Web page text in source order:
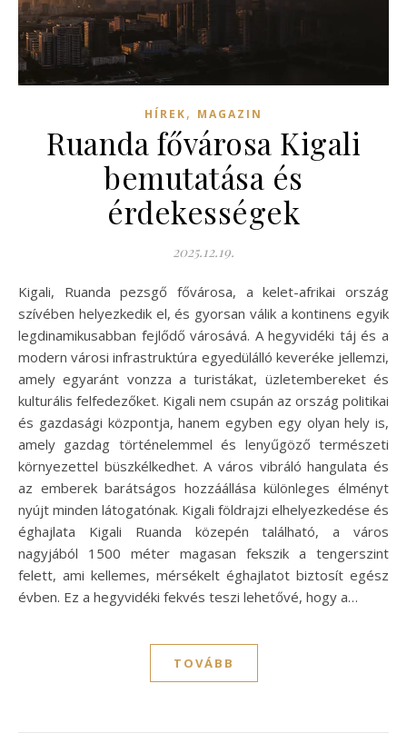
HÍREK, MAGAZIN
Ruanda fővárosa Kigali
bemutatása és
érdekességek
2025.12.19.
Kigali, Ruanda pezsgő fővárosa, a kelet-afrikai ország
szívében helyezkedik el, és gyorsan válik a kontinens egyik
legdinamikusabban fejlődő városává. A hegyvidéki táj és a
modern városi infrastruktúra egyedülálló keveréke jellemzi,
amely egyaránt vonzza a turistákat, üzletembereket és
kulturális felfedezőket. Kigali nem csupán az ország politikai
és gazdasági központja, hanem egyben egy olyan hely is,
amely gazdag történelemmel és lenyűgöző természeti
környezettel büszkélkedhet. A város vibráló hangulata és
az emberek barátságos hozzáállása különleges élményt
nyújt minden látogatónak. Kigali földrajzi elhelyezkedése és
éghajlata Kigali Ruanda közepén található, a város
nagyjából 1500 méter magasan fekszik a tengerszint
felett, ami kellemes, mérsékelt éghajlatot biztosít egész
évben. Ez a hegyvidéki fekvés teszi lehetővé, hogy a…
TOVÁBB